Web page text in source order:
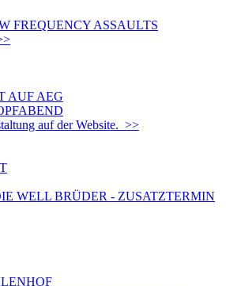
FREQUENCY ASSAULTS
AUF AEG
auf der Website. >>
WELL BRÜDER - ZUSATZTERMIN